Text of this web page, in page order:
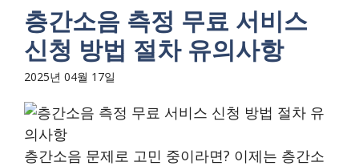
층간소음 측정 무료 서비스
신청 방법 절차 유의사항
2025년 04월 17일
층간소음 문제로 고민 중이라면? 이제는 층간소